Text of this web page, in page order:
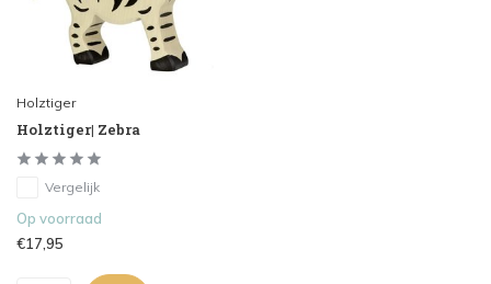
Holztiger
Holztiger| Zebra
Vergelijk
Op voorraad
€17,95